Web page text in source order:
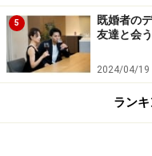
逆に言えば、男性は交
少ないのに対し、女性
うことは少ないとい
対象となる他の異性が
5
既婚者の
友達と会
2024/04/19
ラン